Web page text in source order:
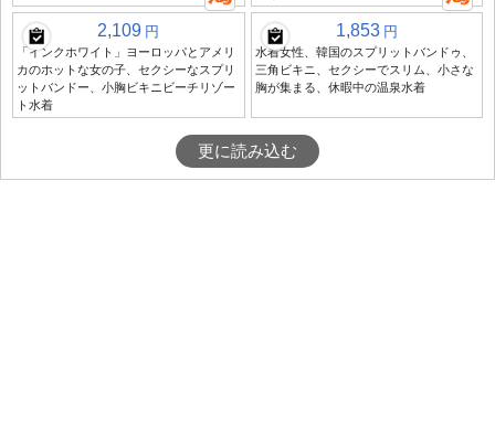
2,109 円
「インクホワイト」ヨーロッパとアメリ
カのホットな女の子、セクシーなスプリ
ットバンドー、小胸ビキニビーチリゾー
ト水着
1,853 円
水着女性、韓国のスプリットバンドゥ、
三角ビキニ、セクシーでスリム、小さな
胸が集まる、休暇中の温泉水着
更に読み込む